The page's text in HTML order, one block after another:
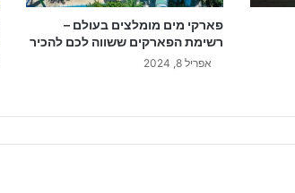
פארקי מים מומלצים בעולם –
רשימת הפארקים ששווה לכם להכיר
אפריל 8, 2024